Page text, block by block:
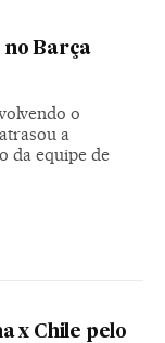
no Barça
o
a
da equipe de
x Chile pelo